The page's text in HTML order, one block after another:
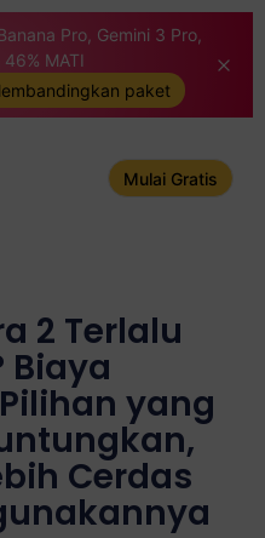
Pro, Gemini 3 Pro,
MATI
paket
Mulai Gratis
2 Terlalu
Biaya
yang
Cerdas